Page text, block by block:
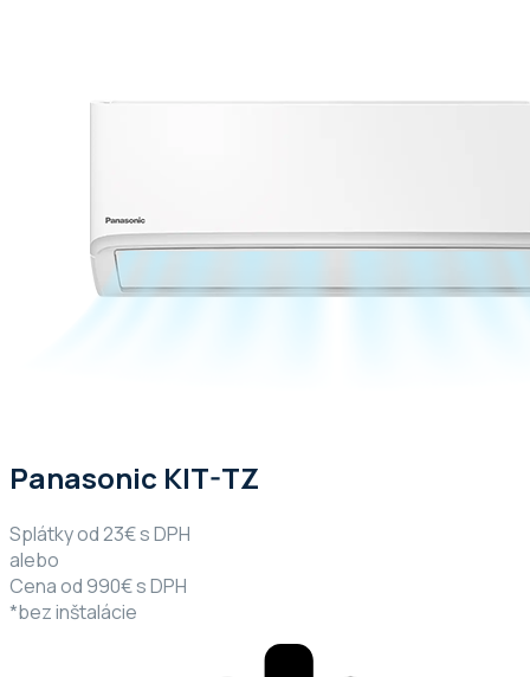
Panasonic KIT-TZ
Splátky od 23€ s DPH
alebo
Cena od 990€ s DPH
*bez inštalácie